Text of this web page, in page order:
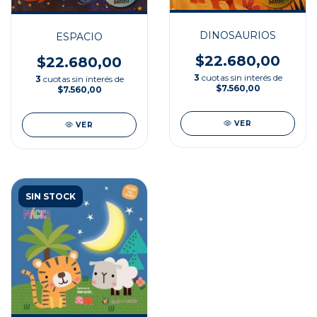
ESPACIO
$22.680,00
3 cuotas sin interés de
$7.560,00
VER
DINOSAURIOS
$22.680,00
3 cuotas sin interés de
$7.560,00
VER
SIN STOCK